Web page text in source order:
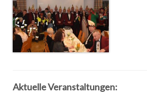
Aktuelle Veranstaltungen: